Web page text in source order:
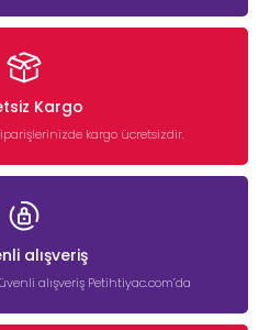
Kargo
kargo ücretsizdir.
alışveriş
alışveriş Petihtiyac.com’da